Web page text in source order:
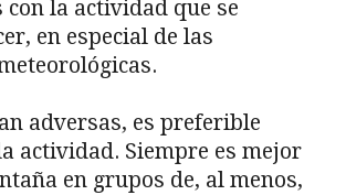
con la actividad que se
en especial de las
adversas, es preferible
actividad. Siempre es mejor
en grupos de, al menos,